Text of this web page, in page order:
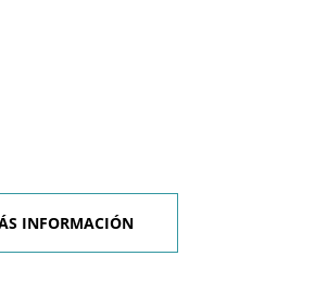
INFORMACIÓN